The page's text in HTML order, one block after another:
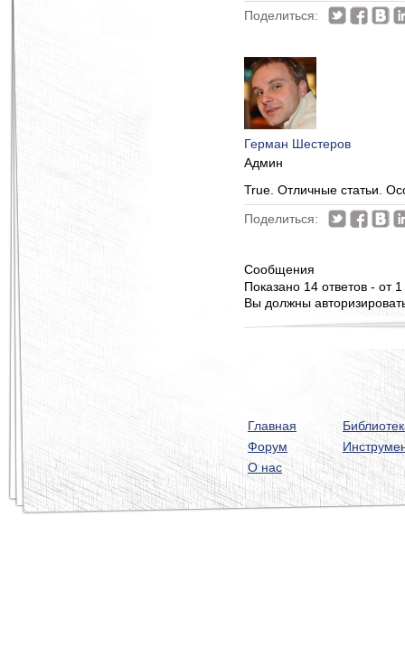
Поделиться:
Герман Шестеров
Админ
True. Отличные статьи.
Поделиться:
Сообщения
Показано 14 ответов - от
Вы должны
Главная
Форум
О нас